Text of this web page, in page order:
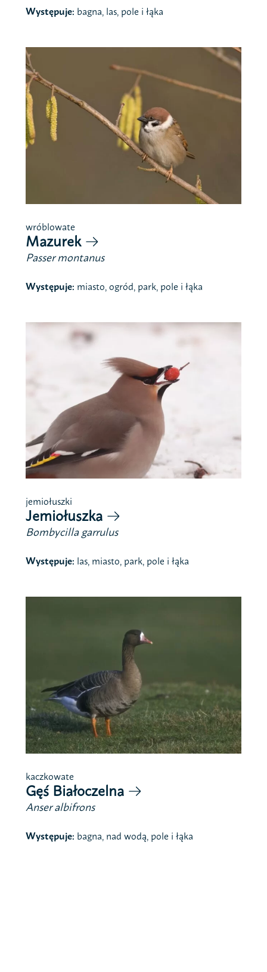
Występuje: bagna, las, pole i łąka
wróblowate
Mazurek
Passer montanus
Występuje: miasto, ogród, park, pole i łąka
jemiołuszki
Jemiołuszka
Bombycilla garrulus
Występuje: las, miasto, park, pole i łąka
kaczkowate
Gęś Białoczelna
Anser albifrons
Występuje: bagna, nad wodą, pole i łąka